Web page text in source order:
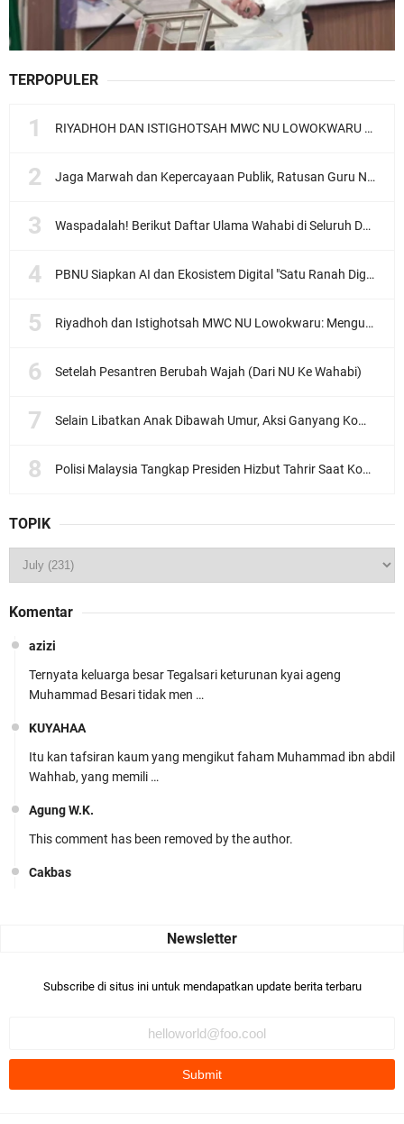
TERPOPULER
RIYADHOH DAN ISTIGHOTSAH MWC NU LOWOKWARU Menyambut Muktamar NU ke-35, Meneguhkan Sanad Laku Para Muassis
Jaga Marwah dan Kepercayaan Publik, Ratusan Guru Ngaji Kota Malang Serukan Deklarasi Ramah Anak
Waspadalah! Berikut Daftar Ulama Wahabi di Seluruh Dunia dan Karya-karyanya
PBNU Siapkan AI dan Ekosistem Digital "Satu Ranah Digital untuk Ulama", Siap Diluncurkan dalam Waktu Dekat!
Riyadhoh dan Istighotsah MWC NU Lowokwaru: Menguatkan Doa, Menjalin Ukhuwah Menyambut Muktamar NU ke-35
Setelah Pesantren Berubah Wajah (Dari NU Ke Wahabi)
Selain Libatkan Anak Dibawah Umur, Aksi Ganyang Komunis Jadi Sorotan Karena Ada Narasi Halal Sembelih Orang
Polisi Malaysia Tangkap Presiden Hizbut Tahrir Saat Konferensi Pers
TOPIK
Komentar
azizi
Ternyata keluarga besar Tegalsari keturunan kyai ageng
Muhammad Besari tidak men …
KUYAHAA
Itu kan tafsiran kaum yang mengikut faham Muhammad ibn abdil
Wahhab, yang memili …
Agung W.K.
This comment has been removed by the author.
Cakbas
Bismillaah semoga pembuat artikel Alloh berikan pemahaman yg
Subscribe di situs ini untuk mendapatkan update berita terbaru